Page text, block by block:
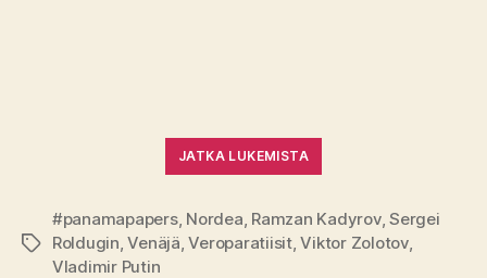
JATKA LUKEMISTA
Avainsanat
#panamapapers, Nordea, Ramzan Kadyrov,Sergei
Roldugin,Venäjä,Veroparatiisit,Viktor Zolotov,
Vladimir Putin